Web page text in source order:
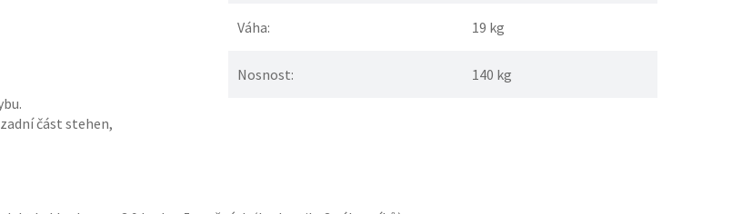
část stehen,
Váha: 19 kg
Nosnost: 140 kg